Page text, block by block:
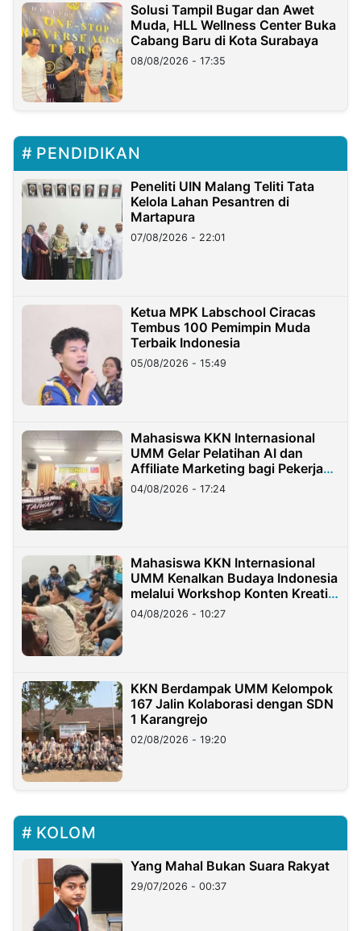
Solusi Tampil Bugar dan Awet
Muda, HLL Wellness Center Buka
Cabang Baru di Kota Surabaya
08/08/2026 - 17:35
PENDIDIKAN
Peneliti UIN Malang Teliti Tata
Kelola Lahan Pesantren di
Martapura
07/08/2026 - 22:01
Ketua MPK Labschool Ciracas
Tembus 100 Pemimpin Muda
Terbaik Indonesia
05/08/2026 - 15:49
Mahasiswa KKN Internasional
UMM Gelar Pelatihan AI dan
Affiliate Marketing bagi Pekerja
Migran Indonesia di Taiwan
04/08/2026 - 17:24
Mahasiswa KKN Internasional
UMM Kenalkan Budaya Indonesia
melalui Workshop Konten Kreatif
di Taiwan
04/08/2026 - 10:27
KKN Berdampak UMM Kelompok
167 Jalin Kolaborasi dengan SDN
1 Karangrejo
02/08/2026 - 19:20
KOLOM
Yang Mahal Bukan Suara Rakyat
29/07/2026 - 00:37